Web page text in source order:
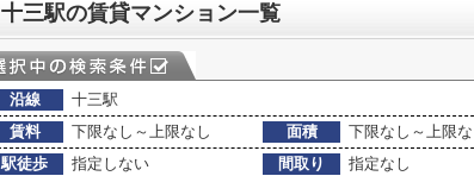
十三駅の賃貸マンション一覧
沿線
十三駅
賃料
下限なし～上限なし 面積 下限なし～上限な
駅徒歩
指定しない 間取り
指定なし